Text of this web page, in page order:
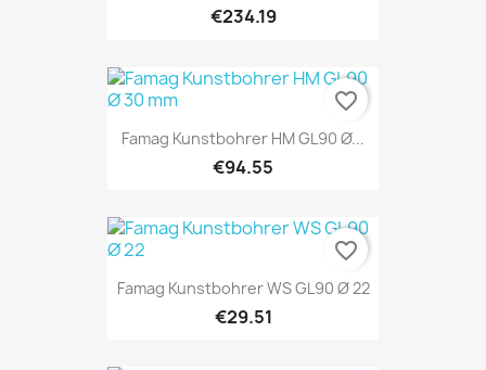
€234.19
Famag Kunstbohrer HM GL90 Ø...
€94.55
favorite_border
Famag Kunstbohrer WS GL90 Ø 22
€29.51
favorite_border